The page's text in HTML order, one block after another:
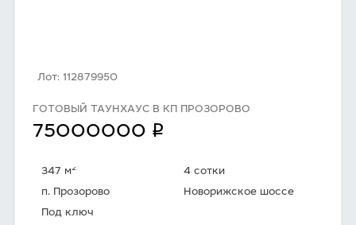
Лот: 112879950
ГОТОВЫЙ ТАУНХАУС В КП ПРОЗОРОВО
75000000 q
347 м2
4 сотки
п. Прозорово
Новорижское шоссе
Под ключ